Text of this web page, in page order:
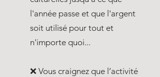
l'année passe et que l'argent
soit utilisé pour tout et
n'importe quoi...
❌ Vous craignez que l’activité